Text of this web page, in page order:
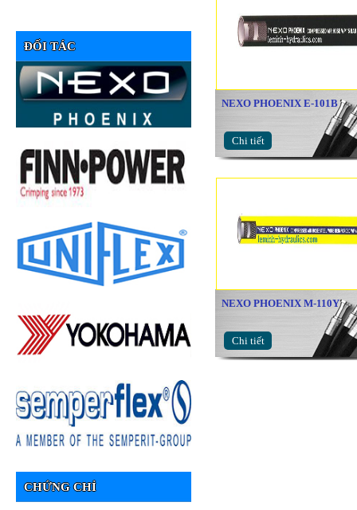
ĐỐI TÁC
CHỨNG CHỈ
NEXO PHOENIX E-101B
Chi tiết
NEXO PHOENIX M-110Y
Chi tiết